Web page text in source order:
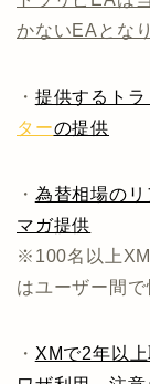
かないEAとな
・ 提供するト
ターの提供
・ 為替相場の
マガ提供
※100名以上
はユーザー間
・ XMで2年以